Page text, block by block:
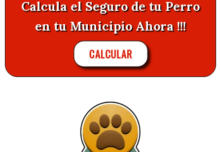
Calcula el Seguro de tu Perro
en tu Municipio Ahora !!!
CALCULAR